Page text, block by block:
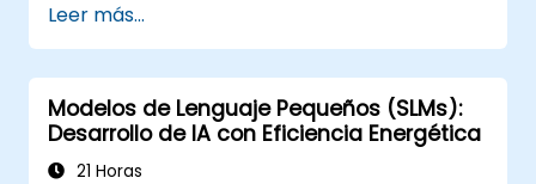
dispositivos.
Utilizar frameworks y herramientas
modernas de IA para la implementación
de modelos en dispositivos.
Diseñar y desarrollar aplicaciones de IA
en tiempo real para dispositivos móviles e
Leer más...
Modelos de Lenguaje Pequeños (SLMs):
Desarrollo de IA con Eficiencia Energética
21 Horas